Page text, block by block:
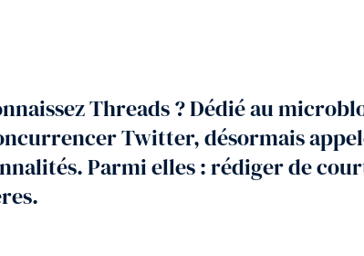
Threads ? Dédié au
Twitter, désormais
Parmi elles : rédiger de